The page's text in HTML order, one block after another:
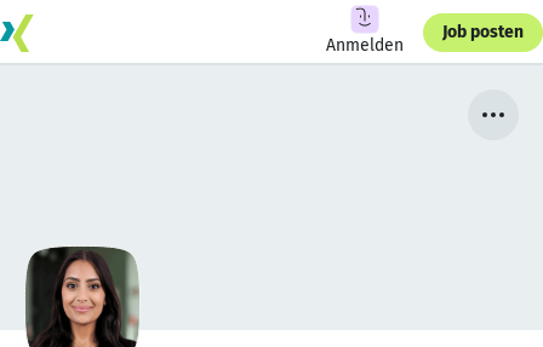
Anmelden
Job posten